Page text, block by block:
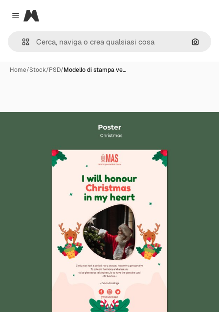
Close menu
Magnific
Cerca
Home/Stock/PSD/Modello di stampa ve…